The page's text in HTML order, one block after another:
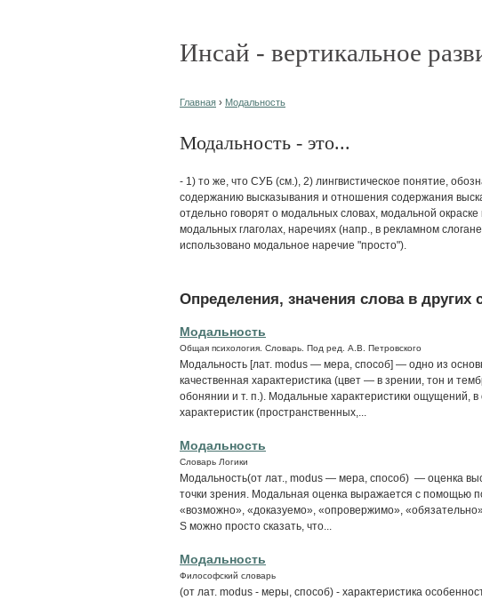
Инсай - вертикальное
Главная › Модальность
Модальность - это...
- 1) то же, что СУБ (см.), 2) лингвистическое понятие,
содержанию высказывания и отношения содержания
отдельно говорят о модальных словах, модальной
модальных глаголах, наречиях (напр., в рекламном
использовано модальное наречие "просто").
Определения, значения слова в других
Модальность
Общая психология. Словарь. Под ред. А.В. Петровского
Модальность [лат. modus — мера, способ] — одно из
качественная характеристика (цвет — в зрении, тон и
обонянии и т. п.). Модальные характеристики ощущений, в
характеристик (пространственных,...
Модальность
Словарь Логики
Модальность(от лат., modus — мера, способ) — оценка
точки зрения. Модальная оценка выражается с помощью
«возможно», «до­казуемо», «опровержимо»,
S можно просто сказать, что...
Модальность
Философский словарь
(от лат. modus - меры, способ) - характеристика